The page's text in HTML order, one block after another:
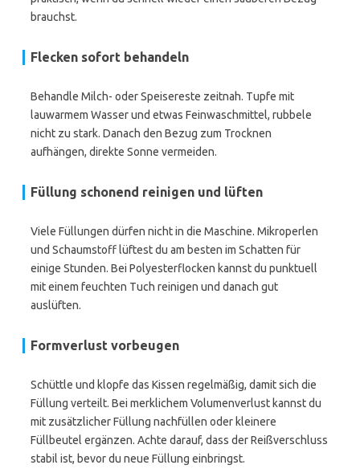
brauchst.
Flecken sofort behandeln
Behandle Milch- oder Speisereste zeitnah. Tupfe mit
lauwarmem Wasser und etwas Feinwaschmittel, rubbele
nicht zu stark. Danach den Bezug zum Trocknen
aufhängen, direkte Sonne vermeiden.
Füllung schonend reinigen und lüften
Viele Füllungen dürfen nicht in die Maschine. Mikroperlen
und Schaumstoff lüftest du am besten im Schatten für
einige Stunden. Bei Polyesterflocken kannst du punktuell
mit einem feuchten Tuch reinigen und danach gut
auslüften.
Formverlust vorbeugen
Schüttle und klopfe das Kissen regelmäßig, damit sich die
Füllung verteilt. Bei merklichem Volumenverlust kannst du
mit zusätzlicher Füllung nachfüllen oder kleinere
Füllbeutel ergänzen. Achte darauf, dass der Reißverschluss
stabil ist, bevor du neue Füllung einbringst.